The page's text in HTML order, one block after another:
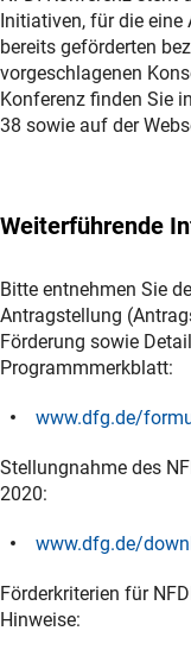
Initiativen, für die
bereits geförderten
vorgeschlagenen
Konferenz finden Sie
38 sowie auf der
Weiterführende
Bitte entnehmen Sie
Antragstellung
Förderung sowie
Programmmerkblatt:
www.dfg.de/
Stellungnahme des
2020:
www.dfg.de/
Förderkriterien für
Hinweise: